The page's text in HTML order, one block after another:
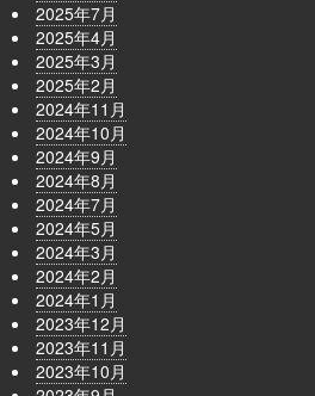
2025年7月
2025年4月
2025年3月
2025年2月
2024年11月
2024年10月
2024年9月
2024年8月
2024年7月
2024年5月
2024年3月
2024年2月
2024年1月
2023年12月
2023年11月
2023年10月